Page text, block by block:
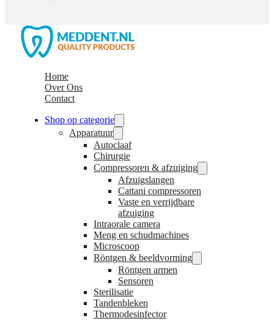
Home
Over Ons
Contact
Shop op categorie
Apparatuur
Autoclaaf
Chirurgie
Compressoren & afzuiging
Afzuigslangen
Cattani compressoren
Vaste en verrijdbare
afzuiging
Intraorale camera
Meng en schudmachines
Microscoop
Röntgen & beeldvorming
Röntgen armen
Sensoren
Sterilisatie
Tandenbleken
Thermodesinfector